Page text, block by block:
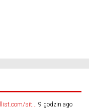
sit... 9 godzin ago